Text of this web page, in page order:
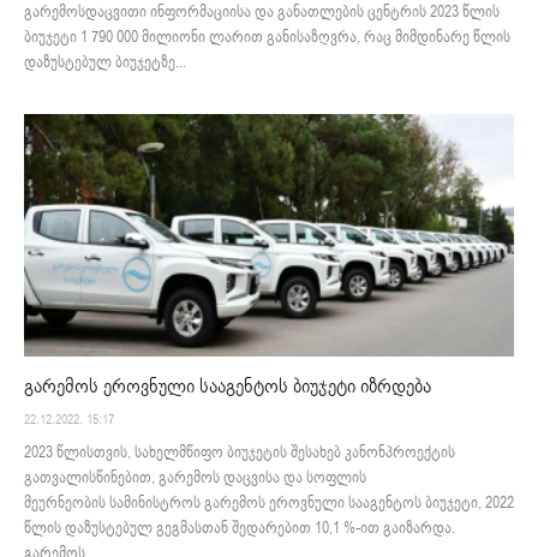
გარემოსდაცვითი ინფორმაციისა და განათლების ცენტრის 2023 წლის
ბიუჯეტი 1 790 000 მილიონი ლარით განისაზღვრა, რაც მიმდინარე წლის
დაზუსტებულ ბიუჯეტზე...
გარემოს ეროვნული სააგენტოს ბიუჯეტი იზრდება
22.12.2022. 15:17
2023 წლისთვის, სახელმწიფო ბიუჯეტის შესახებ კანონპროექტის
გათვალისწინებით, გარემოს დაცვისა და სოფლის
მეურნეობის სამინისტროს გარემოს ეროვნული სააგენტოს ბიუჯეტი, 2022
წლის დაზუსტებულ გეგმასთან შედარებით 10,1 %-ით გაიზარდა.